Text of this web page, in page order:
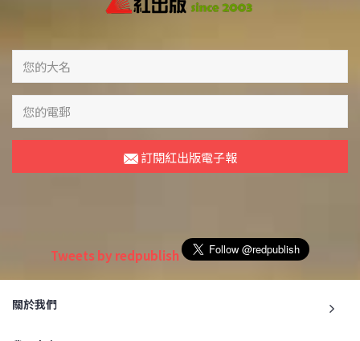
訂閱紅出版電子報
Tweets by redpublish
關於我們